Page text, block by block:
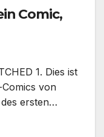
Comic,
1. Dies ist
von
ersten…